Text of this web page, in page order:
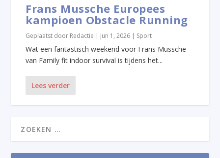
Frans Mussche Europees
kampioen Obstacle Running
Geplaatst door Redactie | jun 1, 2026 | Sport
Wat een fantastisch weekend voor Frans Mussche
van Family fit indoor survival is tijdens het...
Lees verder